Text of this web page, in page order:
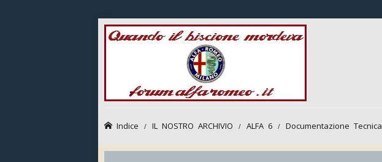
Indice IL NOSTRO ARCHIVIO ALFA 6 Documentazione Tecnica